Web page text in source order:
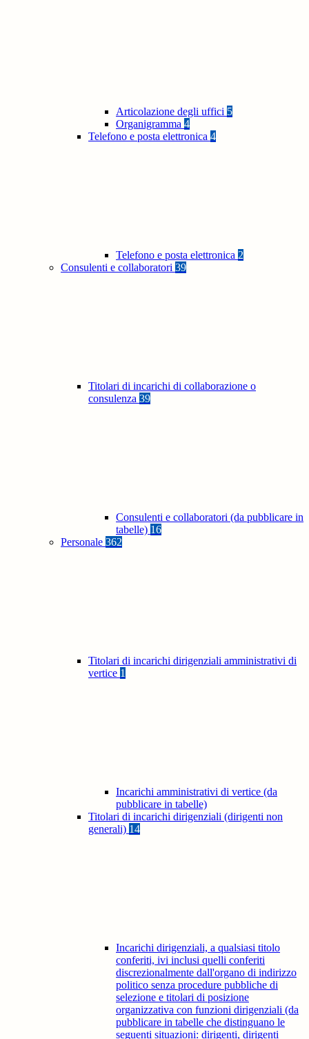
Articolazione degli uffici 5
Organigramma 4
Telefono e posta elettronica 4
Telefono e posta elettronica 2
Consulenti e collaboratori 39
Titolari di incarichi di collaborazione o
consulenza 39
Consulenti e collaboratori (da pubblicare in
tabelle) 16
Personale 362
Titolari di incarichi dirigenziali amministrativi di
vertice 1
Incarichi amministrativi di vertice (da
pubblicare in tabelle)
Titolari di incarichi dirigenziali (dirigenti non
generali) 14
Incarichi dirigenziali, a qualsiasi titolo
conferiti, ivi inclusi quelli conferiti
discrezionalmente dall'organo di indirizzo
politico senza procedure pubbliche di
selezione e titolari di posizione
organizzativa con funzioni dirigenziali (da
pubblicare in tabelle che distinguano le
seguenti situazioni: dirigenti, dirigenti